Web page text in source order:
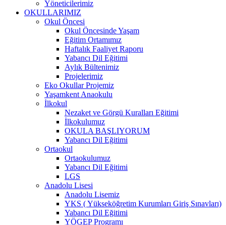
Yöneticilerimiz
OKULLARIMIZ
Okul Öncesi
Okul Öncesinde Yaşam
Eğitim Ortamımız
Haftalık Faaliyet Raporu
Yabancı Dil Eğitimi
Aylık Bültenimiz
Projelerimiz
Eko Okullar Projemiz
Yaşamkent Anaokulu
İlkokul
Nezaket ve Görgü Kuralları Eğitimi
İlkokulumuz
OKULA BAŞLIYORUM
Yabancı Dil Eğitimi
Ortaokul
Ortaokulumuz
Yabancı Dil Eğitimi
LGS
Anadolu Lisesi
Anadolu Lisemiz
YKS ( Yükseköğretim Kurumları Giriş Sınavları)
Yabancı Dil Eğitimi
YÖGEP Programı